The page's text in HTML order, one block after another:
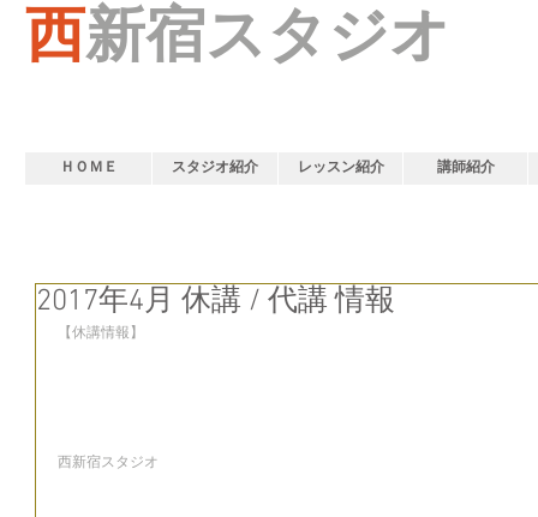
西新宿スタジオ
ＨＯＭＥ スタジオ紹介 レッスン紹介 講師紹介
2017年4月 休講 / 代講 情報
【休講情報】
西新宿スタジオ